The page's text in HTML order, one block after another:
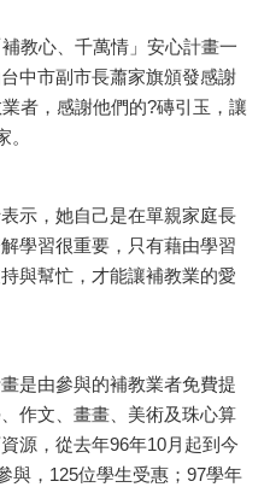
心、千萬情」安心計畫一
中市副市長蕭家旗頒發感謝
者，感謝他們的?磚引玉，讓
，她自己是在單親家庭長
學習很重要，只有藉由學習
與幫忙，才能讓補教業的愛
由參與的補教業者免費提
作文、畫畫、美術及珠心算
源，從去年96年10月起到今
與，125位學生受惠；97學年